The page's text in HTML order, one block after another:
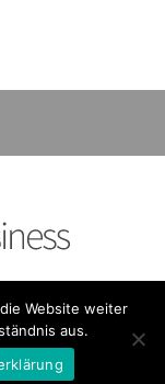
RIGHTS RESERVED
Website weiter
aus.